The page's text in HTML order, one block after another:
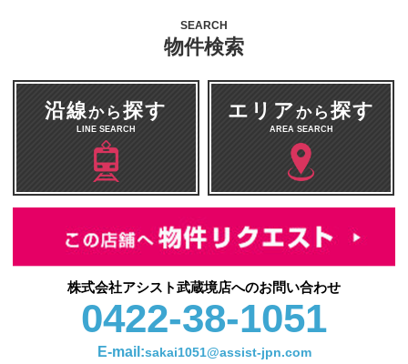
SEARCH
物件検索
沿線から 探す
LINE SEARCH
エリアから 探す
AREA SEARCH
株式会社アシスト武蔵境店へのお問い合わせ
0422-38-1051
E-mail:sakai1051@assist-jpn.com